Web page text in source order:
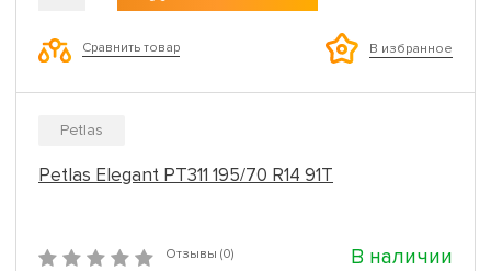
Сравнить товар В избранное
Petlas
Petlas Elegant PT311 195/70 R14 91T
Отзывы (0) В наличии